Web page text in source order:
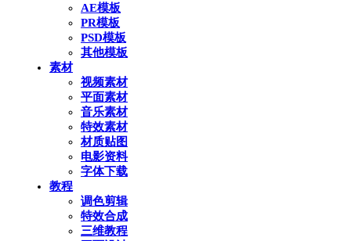
AE模板
PR模板
PSD模板
其他模板
素材
视频素材
平面素材
音乐素材
特效素材
材质贴图
电影资料
字体下载
教程
调色剪辑
特效合成
三维教程